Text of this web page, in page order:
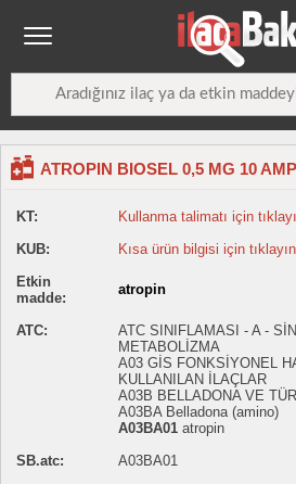
ATROPIN BIOSEL 0,5 MG 10
KT:
Kullanma talimatı için
KUB:
Kısa ürün bilgisi için
Etkin
madde:
atropin
ATC:
ATC SINIFLAMASI - A -
METABOLİZMA
A03 GİS FONKSİYONEL
KULLANILAN İLAÇLAR
A03B BELLADONA VE
A03BA Belladona (amino)
A03BA01 atropin
SB.atc:
A03BA01